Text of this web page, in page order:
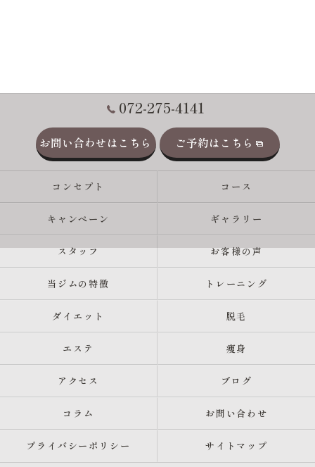
072-275-4141
お問い合わせはこちら ご予約はこちら
コンセプト コース
キャンペーン ギャラリー
スタッフ お客様の声
当ジムの特徴 トレーニング
ダイエット 脱毛
エステ 痩身
アクセス ブログ
コラム お問い合わせ
プライバシーポリシー サイトマップ